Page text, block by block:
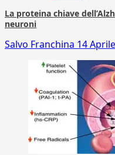
La proteina chiave
neuroni
Salvo Franchina 14